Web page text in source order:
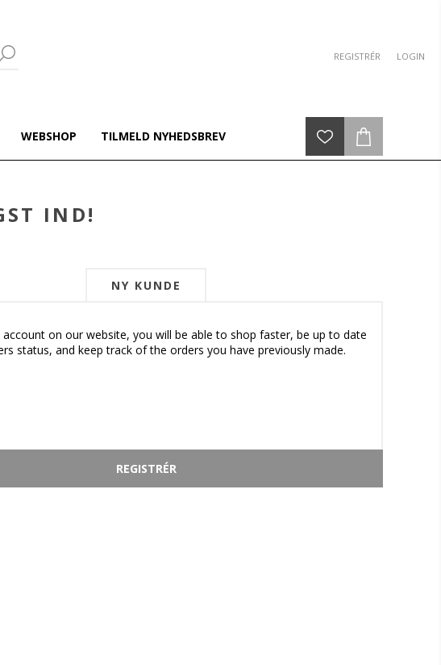
REGISTRÉR LOGIN
WEBSHOP TILMELD NYHEDSBREV
IND!
NY KUNDE
account on our website, you will be able to shop faster, be up to date
status, and keep track of the orders you have previously made.